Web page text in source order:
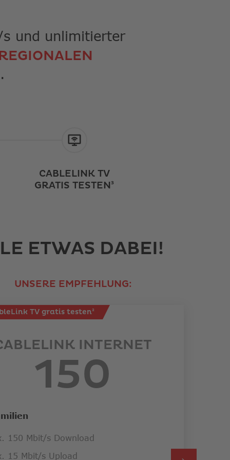
s und unlimitierter
.
CABLELINK TV
GRATIS TESTEN³
ETWAS DABEI!
UNSERE EMPFEHLUNG:
TV gratis testen²
INTERNET
150
150 Mbit/s Download
15 Mbit/s Upload